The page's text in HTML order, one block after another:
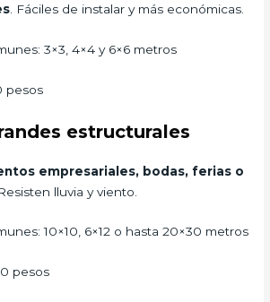
. Fáciles de instalar y más económicas.
3×3, 4×4 y 6×6 metros
pesos
estructurales
empresariales, bodas, ferias o
Resisten lluvia y viento.
10×10, 6×12 o hasta 20×30 metros
pesos